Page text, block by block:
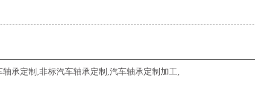
轴承定制 非标汽车轴承定制 汽车轴承定制加工